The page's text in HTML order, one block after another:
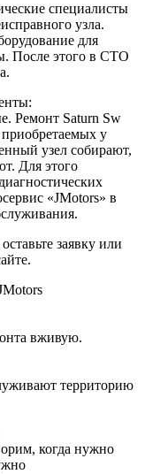
специалисты
узла.
для
После этого в СТО
Ремонт Saturn Sw
приобретаемых у
узел собирают,
Для этого
«JMotors» в
заявку или
вживую.
территорию
когда нужно